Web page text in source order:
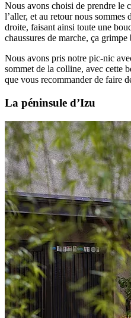
Nous avons choisi de prendre le
l’aller, et au retour nous sommes
droite, faisant ainsi toute une
chaussures de marche, ça grimpe
Nous avons pris notre pic-nic
sommet de la colline, avec cette
que vous recommander de faire
La péninsule d’Izu